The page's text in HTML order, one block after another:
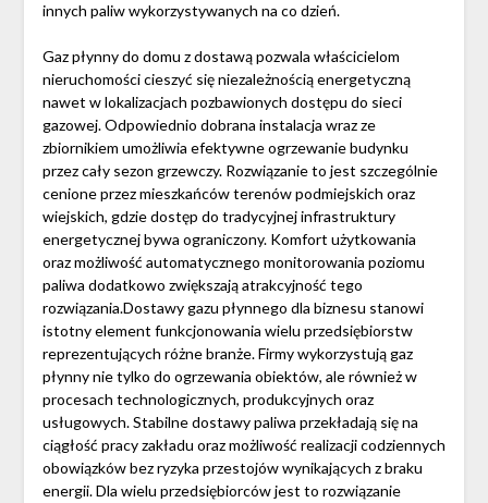
innych paliw wykorzystywanych na co dzień.
Gaz płynny do domu z dostawą pozwala właścicielom
nieruchomości cieszyć się niezależnością energetyczną
nawet w lokalizacjach pozbawionych dostępu do sieci
gazowej. Odpowiednio dobrana instalacja wraz ze
zbiornikiem umożliwia efektywne ogrzewanie budynku
przez cały sezon grzewczy. Rozwiązanie to jest szczególnie
cenione przez mieszkańców terenów podmiejskich oraz
wiejskich, gdzie dostęp do tradycyjnej infrastruktury
energetycznej bywa ograniczony. Komfort użytkowania
oraz możliwość automatycznego monitorowania poziomu
paliwa dodatkowo zwiększają atrakcyjność tego
rozwiązania.Dostawy gazu płynnego dla biznesu stanowi
istotny element funkcjonowania wielu przedsiębiorstw
reprezentujących różne branże. Firmy wykorzystują gaz
płynny nie tylko do ogrzewania obiektów, ale również w
procesach technologicznych, produkcyjnych oraz
usługowych. Stabilne dostawy paliwa przekładają się na
ciągłość pracy zakładu oraz możliwość realizacji codziennych
obowiązków bez ryzyka przestojów wynikających z braku
energii. Dla wielu przedsiębiorców jest to rozwiązanie